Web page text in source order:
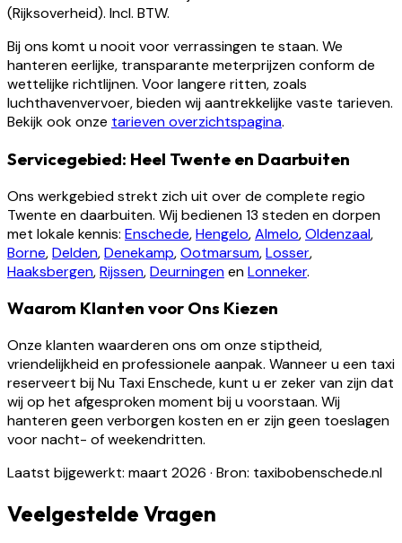
(Rijksoverheid). Incl. BTW.
Bij ons komt u nooit voor verrassingen te staan. We
hanteren eerlijke, transparante meterprijzen conform de
wettelijke richtlijnen. Voor langere ritten, zoals
luchthavenvervoer, bieden wij aantrekkelijke vaste tarieven.
Bekijk ook onze tarieven overzichtspagina.
Servicegebied: Heel Twente en Daarbuiten
Ons werkgebied strekt zich uit over de complete regio
Twente en daarbuiten. Wij bedienen 13 steden en dorpen
met lokale kennis: Enschede,Hengelo,Almelo,Oldenzaal,
Borne,Delden,Denekamp,Ootmarsum,Losser,
Haaksbergen,Rijssen,DeurningenenLonneker.
Waarom Klanten voor Ons Kiezen
Onze klanten waarderen ons om onze stiptheid,
vriendelijkheid en professionele aanpak. Wanneer u een taxi
reserveert bij Nu Taxi Enschede, kunt u er zeker van zijn dat
wij op het afgesproken moment bij u voorstaan. Wij
hanteren geen verborgen kosten en er zijn geen toeslagen
voor nacht- of weekendritten.
Laatst bijgewerkt: maart 2026 · Bron: taxibobenschede.nl
Veelgestelde Vragen